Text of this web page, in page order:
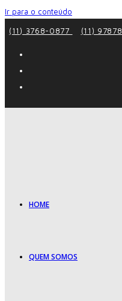
Ir para o conteúdo
(11) 3768-0877
(11)
HOME
QUEM SOMOS